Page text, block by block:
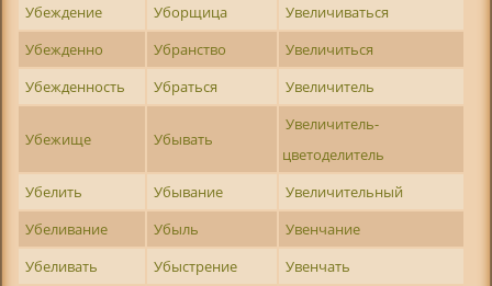
Убеждение Уборщица
Увеличиваться
Убежденно
Убранство
Увеличиться
Убежденность
Убраться Увеличитель
Убежище Убывать
Увеличитель-
цветоделитель
Убелить
Убывание
Увеличительный
Убеливание
Убыль
Увенчание
Убеливать
Убыстрение
Увенчать